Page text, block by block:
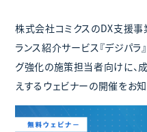
株式会社コミクスのDX支援事
ランス紹介サービス『デジパラ
グ強化の施策担当者向けに、
えするウェビナーの開催をお知